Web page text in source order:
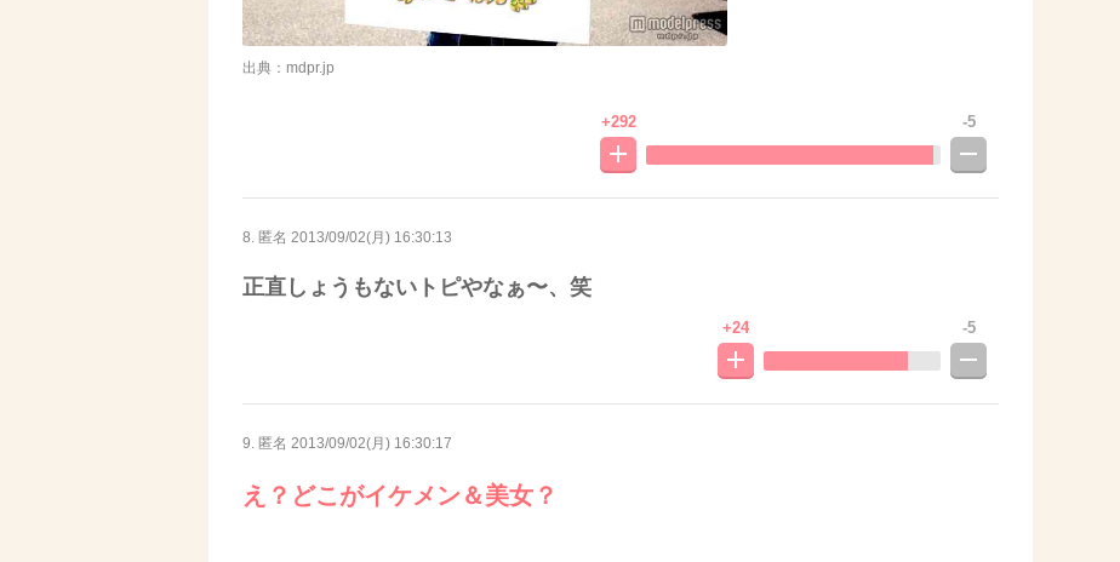
出典：mdpr.jp
+292 -5
8. 匿名 2013/09/02(月) 16:30:13
正直しょうもないトピやなぁ〜、笑
+24 -5
9. 匿名 2013/09/02(月) 16:30:17
え？どこがイケメン＆美女？